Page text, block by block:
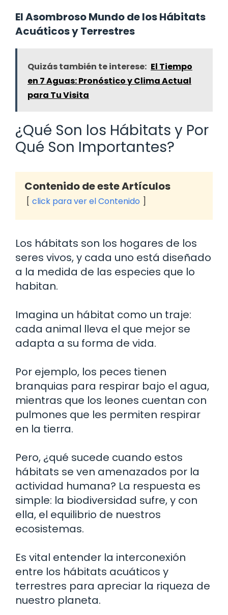
El Asombroso Mundo de los Hábitats
Acuáticos y Terrestres
Quizás también te interese: El Tiempo
en 7 Aguas: Pronóstico y Clima Actual
para Tu Visita
¿Qué Son los Hábitats y Por
Qué Son Importantes?
Contenido de este Artículos
click para ver el Contenido
Los hábitats son los hogares de los
seres vivos, y cada uno está diseñado
a la medida de las especies que lo
habitan.
Imagina un hábitat como un traje:
cada animal lleva el que mejor se
adapta a su forma de vida.
Por ejemplo, los peces tienen
branquias para respirar bajo el agua,
mientras que los leones cuentan con
pulmones que les permiten respirar
en la tierra.
Pero, ¿qué sucede cuando estos
hábitats se ven amenazados por la
actividad humana? La respuesta es
simple: la biodiversidad sufre, y con
ella, el equilibrio de nuestros
ecosistemas.
Es vital entender la interconexión
entre los hábitats acuáticos y
terrestres para apreciar la riqueza de
nuestro planeta.